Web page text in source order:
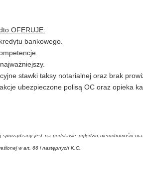
OFERUJE:
bankowego.
stawki taksy notarialnej oraz brak
ubezpieczone polisą OC oraz opieka
jest na podstawie oględzin nieruchomości
w art. 66 i następnych K.C.